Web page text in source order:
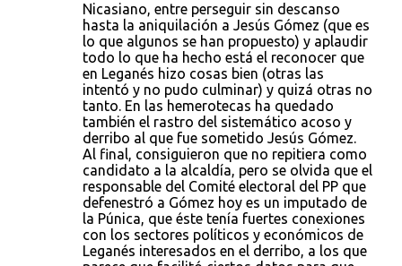
Nicasiano, entre perseguir sin descanso
hasta la aniquilación a Jesús Gómez (que es
lo que algunos se han propuesto) y aplaudir
todo lo que ha hecho está el reconocer que
en Leganés hizo cosas bien (otras las
intentó y no pudo culminar) y quizá otras no
tanto. En las hemerotecas ha quedado
también el rastro del sistemático acoso y
derribo al que fue sometido Jesús Gómez.
Al final, consiguieron que no repitiera como
candidato a la alcaldía, pero se olvida que el
responsable del Comité electoral del PP que
defenestró a Gómez hoy es un imputado de
la Púnica, que éste tenía fuertes conexiones
con los sectores políticos y económicos de
Leganés interesados en el derribo, a los que